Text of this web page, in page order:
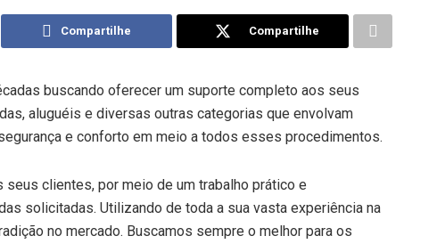
Compartilhe Compartilhe
buscando oferecer um suporte completo aos seus
aluguéis e diversas outras categorias que envolvam
e conforto em meio a todos esses procedimentos.
clientes, por meio de um trabalho prático e
solicitadas. Utilizando de toda a sua vasta experiência na
no mercado. Buscamos sempre o melhor para os